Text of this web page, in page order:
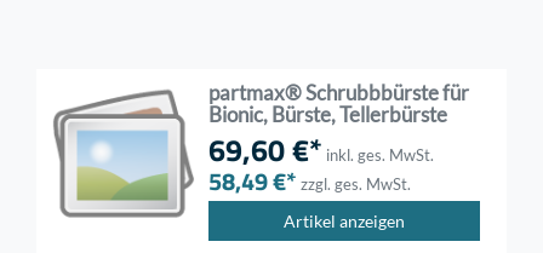
partmax® Schrubbbürste für
Bionic, Bürste, Tellerbürste
69,60 €* inkl. ges. MwSt.
58,49 €* zzgl. ges. MwSt.
Artikel anzeigen